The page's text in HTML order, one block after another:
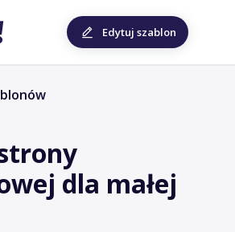
Edytuj szablon
dla małej